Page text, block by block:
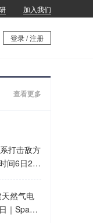
加入我们
登录 / 注册
查看更多
打击敌方
间6日21
木兹海
此次行动
布。
然气电
｜Space